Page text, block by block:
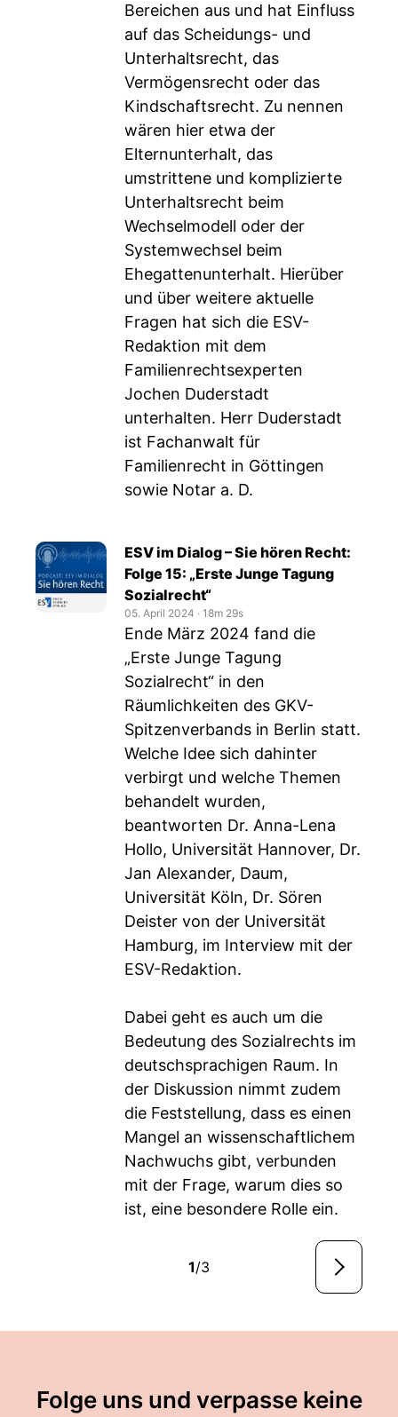
Bereichen aus und hat Einfluss
auf das Scheidungs- und
Unterhaltsrecht, das
Vermögensrecht oder das
Kindschaftsrecht. Zu nennen
wären hier etwa der
Elternunterhalt, das
umstrittene und komplizierte
Unterhaltsrecht beim
Wechselmodell oder der
Systemwechsel beim
Ehegattenunterhalt. Hierüber
und über weitere aktuelle
Fragen hat sich die ESV-
Redaktion mit dem
Familienrechtsexperten
Jochen Duderstadt
unterhalten. Herr Duderstadt
ist Fachanwalt für
Familienrecht in Göttingen
sowie Notar a. D.
ESV im Dialog – Sie hören Recht:
Folge 15: „Erste Junge Tagung
Sozialrecht“
05. April 2024 ‧ 18m 29s
Ende März 2024 fand die
„Erste Junge Tagung
Sozialrecht“ in den
Räumlichkeiten des GKV-
Spitzenverbands in Berlin statt.
Welche Idee sich dahinter
verbirgt und welche Themen
behandelt wurden,
beantworten Dr. Anna-Lena
Hollo, Universität Hannover, Dr.
Jan Alexander, Daum,
Universität Köln, Dr. Sören
Deister von der Universität
Hamburg, im Interview mit der
ESV-Redaktion.
Dabei geht es auch um die
Bedeutung des Sozialrechts im
deutschsprachigen Raum. In
der Diskussion nimmt zudem
die Feststellung, dass es einen
Mangel an wissenschaftlichem
Nachwuchs gibt, verbunden
mit der Frage, warum dies so
ist, eine besondere Rolle ein.
1/3
Folge uns und verpasse keine